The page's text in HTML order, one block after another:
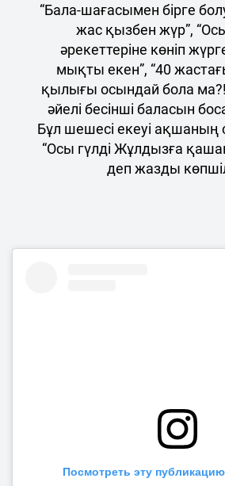
“Бала-шағасымен бірге
жас қызбен жүр”,
әрекеттеріне көніп
мықты екен”, “40
қылығы осындай бола
әйелі бесінші баласын
Бұл шешесі екеуі ақшаның
“Осы гүлді Жұлдызға
деп жазды
Посмотреть эту